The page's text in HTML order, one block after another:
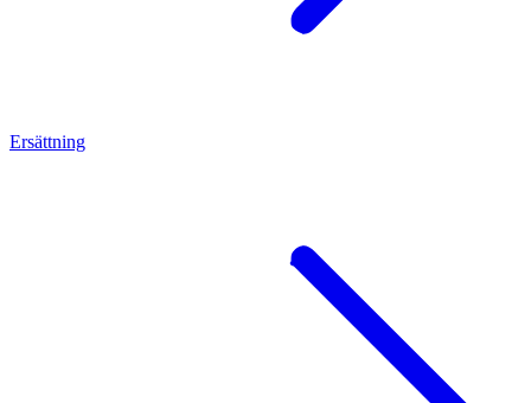
Ersättning